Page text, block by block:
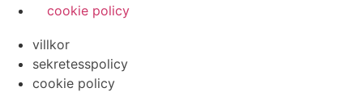
cookie policy
villkor
sekretesspolicy
cookie policy